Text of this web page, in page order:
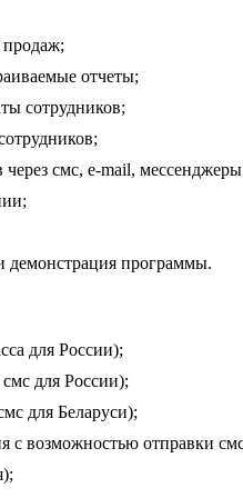
отчеты;
сотрудников;
смс, e-mail,
демонстрация программы.
для России);
для России);
для Беларуси);
с возможностью отправки